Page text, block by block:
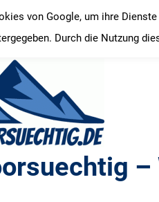
von Google, um ihre
Durch die Nutzung